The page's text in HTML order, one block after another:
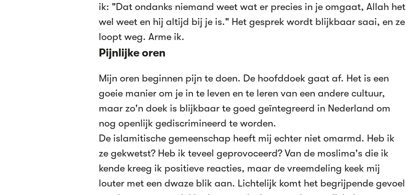
ik: "Dat ondanks niemand weet wat er precies in je omgaat, Allah het
wel weet en hij altijd bij je is." Het gesprek wordt blijkbaar saai, en ze
loopt weg. Arme ik.
Pijnlijke oren
Mijn oren beginnen pijn te doen. De hoofddoek gaat af. Het is een
goeie manier om je in te leven en te leren van een andere cultuur,
maar zo'n doek is blijkbaar te goed geïntegreerd in Nederland om
nog openlijk gediscrimineerd te worden.
De islamitische gemeenschap heeft mij echter niet omarmd. Heb ik
ze gekwetst? Heb ik teveel geprovoceerd? Van de moslima's die ik
kende kreeg ik positieve reacties, maar de vreemdeling keek mij
louter met een dwaze blik aan. Lichtelijk komt het begrijpende gevoel